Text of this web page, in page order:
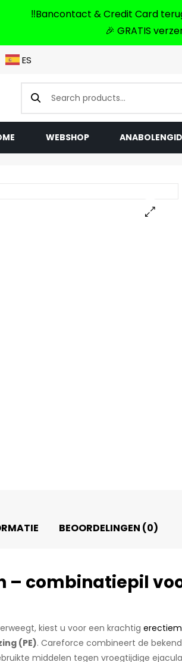
‼️Bancontact & Credit Card
🎉 GRATIS
ES
WEBSHOP
BEOORDELINGEN (0)
– combinatiepil
kiest u voor een krachtig
(PE). Careforce combineert de
middelen tegen vroegtijdige